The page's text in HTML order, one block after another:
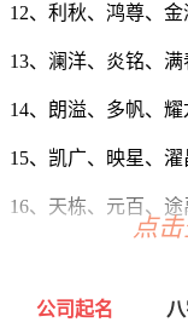
12、利秋、鸿尊、
13、澜洋、炎铭、
14、朗溢、多帆、
15、凯广、映星、
16、天栋、元百、
18、力克、盛苗、
点
公司起名